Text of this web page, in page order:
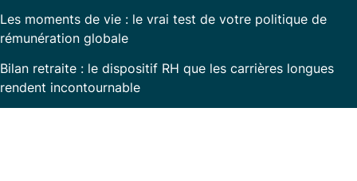
Les moments de vie : le vrai test de votre politique de
rémunération globale
Bilan retraite : le dispositif RH que les carrières longues
rendent incontournable